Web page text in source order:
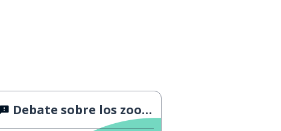
Debate sobre los zoológicos